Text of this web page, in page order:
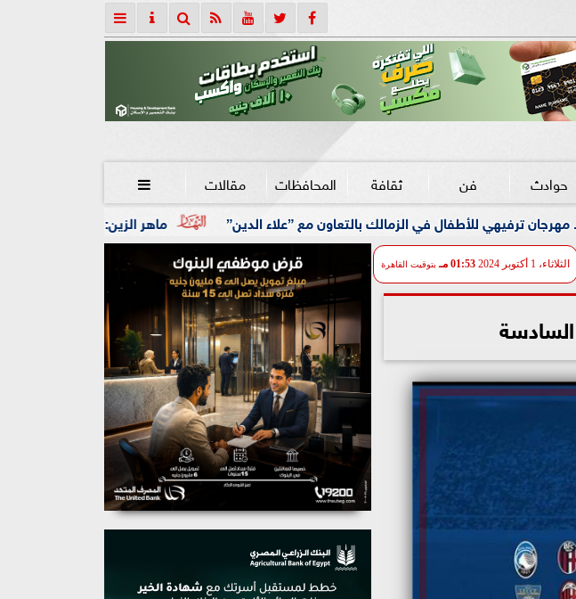
حوادث فن ثقافة المحافظات مقالات 
ماهر الزين: 25 حافلة تُعيد 1250 سودانيًا ضمن الفوج الـ41.. والالتزام بوثائق السفر عزز انسيابية العودة الطوعية الزمالك بالتعاون مع ”علاء الدين”
الثلاثاء، 1 أكتوبر 2024 01:53 مـ بتوقيت القاهرة